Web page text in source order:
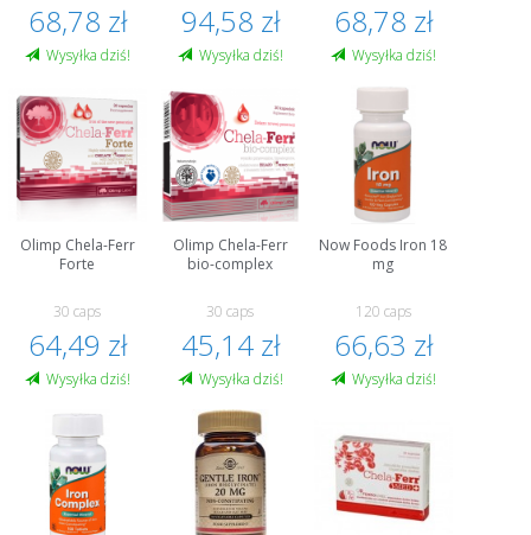
68,78 zł
Wysyłka dziś!
94,58 zł
Wysyłka dziś!
68,78 zł
Wysyłka dziś!
Olimp Chela-Ferr
Forte
30 caps
64,49 zł
Wysyłka dziś!
Olimp Chela-Ferr
bio-complex
30 caps
45,14 zł
Wysyłka dziś!
Now Foods Iron 18
mg
120 caps
66,63 zł
Wysyłka dziś!